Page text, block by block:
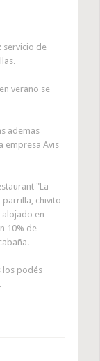
servicio de
verano se
ademas
empresa Avis
"La
parrilla, chivito
alojado en
10% de
los podés